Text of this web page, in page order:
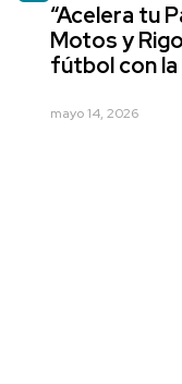
“Acelera tu
Motos y
fútbol con la
mayo 14, 2026